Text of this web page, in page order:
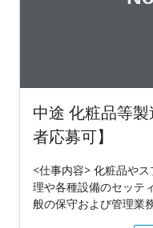
中途 化粧品等
者応募可】
<仕事内容> 化粧品や
理や各種設備のセッテ
般の保守および管理業